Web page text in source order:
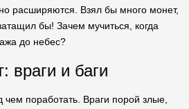
расширяются. Взял бы много монет,
бы! Зачем мучиться, когда
до небес?
враги и баги
чем поработать. Враги порой злые,